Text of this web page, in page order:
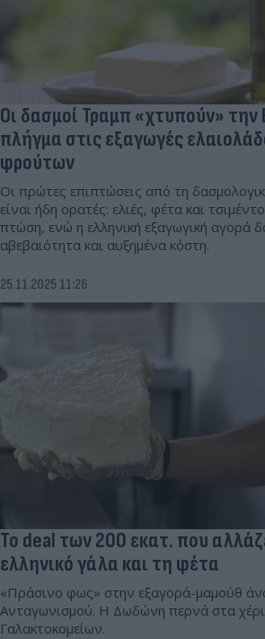
Οι δασμοί Τραμπ «χτυπούν»
πλήγμα στις εξαγωγές
φρούτων
Οι πρώτες επιπτώσεις από τη
είναι ήδη ορατές: ελιές, φέτα και
πτώση, ενώ η ελληνική εξαγωγική αγορά
αβεβαιότητα και αυξημένα κόστη.
25.11.2025 11:26
Το deal των 200 εκατ. που
ελληνικό γάλα και τη φέτα
«Πράσινο φως» στην εξαγορά-μαμούθ
Ανταγωνισμού. Η Δωδώνη περνά στα χέρια των Ελληνικών
Γαλακτοκομείων.